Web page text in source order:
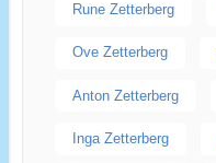
Rune Zetterberg
Ove Zetterberg
Anton Zetterberg
Inga Zetterberg